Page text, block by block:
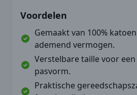
Voordelen
Gemaakt van 100%
ademend vermogen.
Verstelbare taille voor
pasvorm.
Praktische